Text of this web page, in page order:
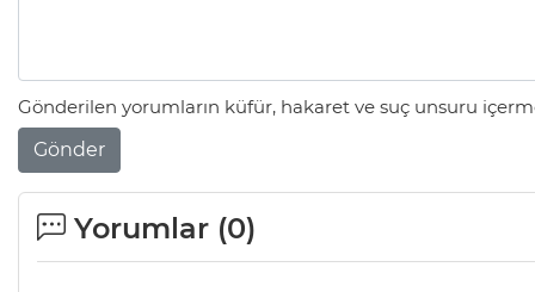
Gönderilen yorumların küfür, hakaret ve suç unsuru
Gönder
Yorumlar (0)